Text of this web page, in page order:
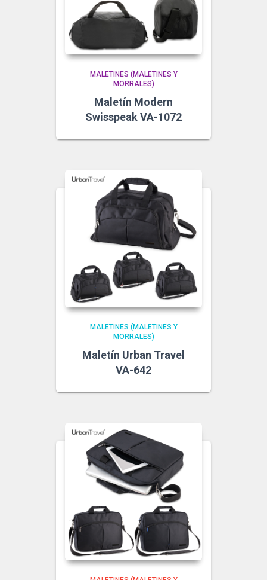
MALETINES (MALETINES Y
MORRALES)
Maletín Modern
Swisspeak VA-1072
MALETINES (MALETINES Y
MORRALES)
Maletín Urban Travel
VA-642